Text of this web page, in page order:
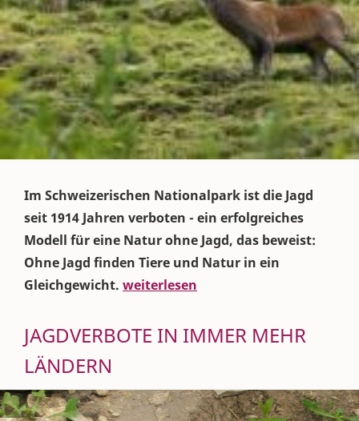
Im Schweizerischen Nationalpark ist die Jagd
seit 1914 Jahren verboten - ein erfolgreiches
Modell für eine Natur ohne Jagd, das beweist:
Ohne Jagd finden Tiere und Natur in ein
Gleichgewicht. weiterlesen
JAGDVERBOTE IN IMMER MEHR
LÄNDERN